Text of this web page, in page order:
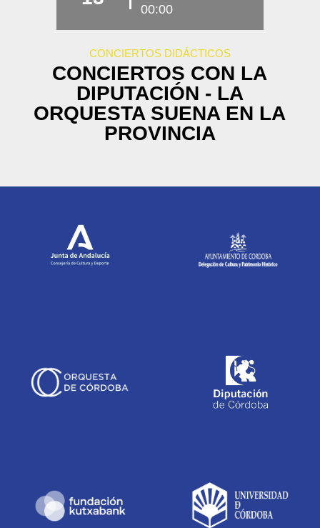
00:00
CONCIERTOS DIDÁCTICOS
CONCIERTOS CON LA
DIPUTACIÓN - LA
ORQUESTA SUENA EN LA
PROVINCIA